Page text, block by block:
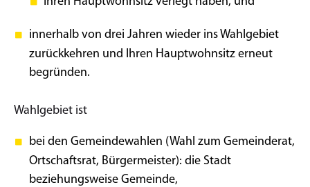
innerhalb von drei Jahren wieder ins Wahlgebiet
zurückkehren und Ihren Hauptwohnsitz erneut
begründen.
Wahlgebiet ist
bei den Gemeindewahlen (Wahl zum Gemeinderat,
Ortschaftsrat, Bürgermeister): die Stadt
beziehungsweise Gemeinde,